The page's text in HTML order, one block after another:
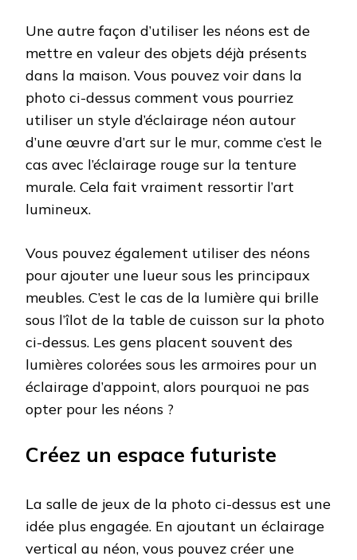
Une autre façon d’utiliser les néons est de
mettre en valeur des objets déjà présents
dans la maison. Vous pouvez voir dans la
photo ci-dessus comment vous pourriez
utiliser un style d’éclairage néon autour
d’une œuvre d’art sur le mur, comme c’est le
cas avec l’éclairage rouge sur la tenture
murale. Cela fait vraiment ressortir l’art
lumineux.
Vous pouvez également utiliser des néons
pour ajouter une lueur sous les principaux
meubles. C’est le cas de la lumière qui brille
sous l’îlot de la table de cuisson sur la photo
ci-dessus. Les gens placent souvent des
lumières colorées sous les armoires pour un
éclairage d’appoint, alors pourquoi ne pas
opter pour les néons ?
Créez un espace futuriste
La salle de jeux de la photo ci-dessus est une
idée plus engagée. En ajoutant un éclairage
vertical au néon, vous pouvez créer une